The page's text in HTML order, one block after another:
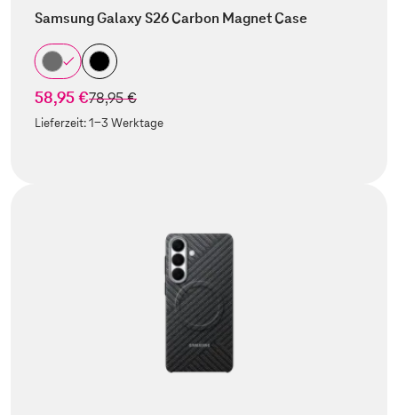
Samsung Galaxy S26 Carbon Magnet Case
58,95 €statt
78,95 €
Lieferzeit:1-3 Werktage